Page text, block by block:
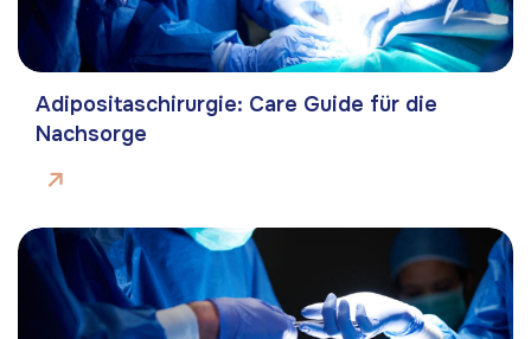
Adipositaschirurgie: Care Guide für die
Nachsorge